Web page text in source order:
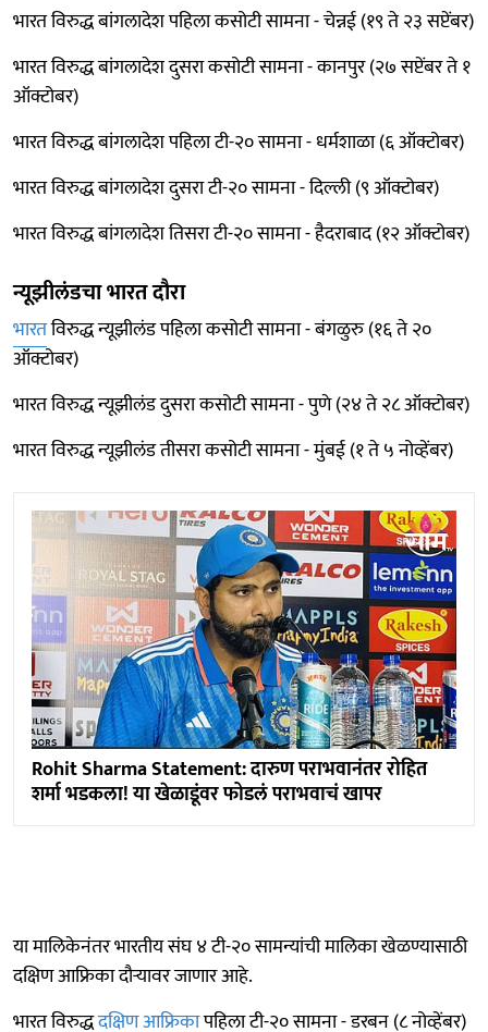
भारत विरुद्ध बांगलादेश पहिला कसोटी सामना - चेन्नई (१९ ते २३ सप्टेंबर)
भारत विरुद्ध बांगलादेश दुसरा कसोटी सामना - कानपुर (२७ सप्टेंबर ते १
ऑक्टोबर)
भारत विरुद्ध बांगलादेश पहिला टी-२० सामना - धर्मशाळा (६ ऑक्टोबर)
भारत विरुद्ध बांगलादेश दुसरा टी-२० सामना - दिल्ली (९ ऑक्टोबर)
भारत विरुद्ध बांगलादेश तिसरा टी-२० सामना - हैदराबाद (१२ ऑक्टोबर)
न्यूझीलंडचा भारत दौरा
भारतविरुद्ध न्यूझीलंड पहिला कसोटी सामना - बंगळुरु (१६ ते २०
ऑक्टोबर)
भारत विरुद्ध न्यूझीलंड दुसरा कसोटी सामना - पुणे (२४ ते २८ ऑक्टोबर)
भारत विरुद्ध न्यूझीलंड तीसरा कसोटी सामना - मुंबई (१ ते ५ नोव्हेंबर)
Rohit Sharma Statement: दारुण पराभवानंतर रोहित
शर्मा भडकला! या खेळाडूंवर फोडलं पराभवाचं खापर
या मालिकेनंतर भारतीय संघ ४ टी-२० सामन्यांची मालिका खेळण्यासाठी
दक्षिण आफ्रिका दौऱ्यावर जाणार आहे.
भारत विरुद्धदक्षिण आफ्रिकापहिला टी-२० सामना - डरबन (८ नोव्हेंबर)